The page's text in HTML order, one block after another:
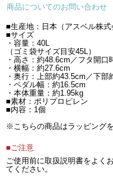
商品についてのお問い合わせ
■生産地：日本（アスベル株式
■サイズ
・容量：40L
（ゴミ袋サイズ目安45L）
・高さ：約48.6cm／フタ開口
・横幅：約27.6cm
・奥行：上部約43.5cm／下部
・ペダル幅：約16.5cm
・本体重量：約1.95kg
■素材：ポリプロピレン
■内容：1個
※こちらの商品はラッピング
■ご注意
ご使用前に取扱説明書をよく
てください。